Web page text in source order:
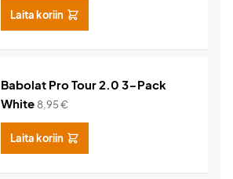
Laita koriin
Babolat Pro Tour 2.0 3-Pack
White 8,95€
Laita koriin